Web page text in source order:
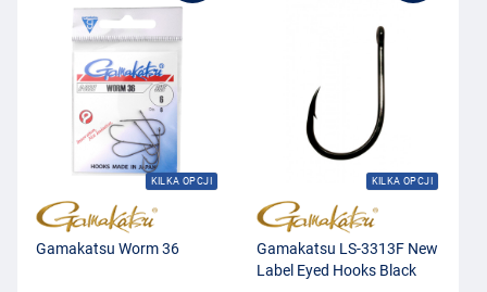
KILKA OPCJI
Gamakatsu Worm 36
KILKA OPCJI
Gamakatsu LS-3313F New
Label Eyed Hooks Black